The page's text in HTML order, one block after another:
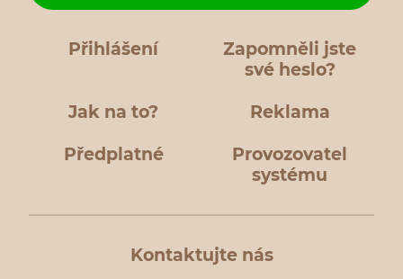
Přihlášení
Zapomněli jste
své heslo?
Jak na to? Reklama
Předplatné
Provozovatel
systému
Kontaktujte nás